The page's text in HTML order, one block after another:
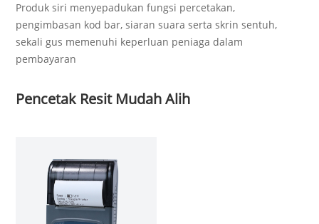
Produk siri menyepadukan fungsi percetakan,
pengimbasan kod bar, siaran suara serta skrin sentuh,
sekali gus memenuhi keperluan peniaga dalam
pembayaran
Pencetak Resit Mudah Alih